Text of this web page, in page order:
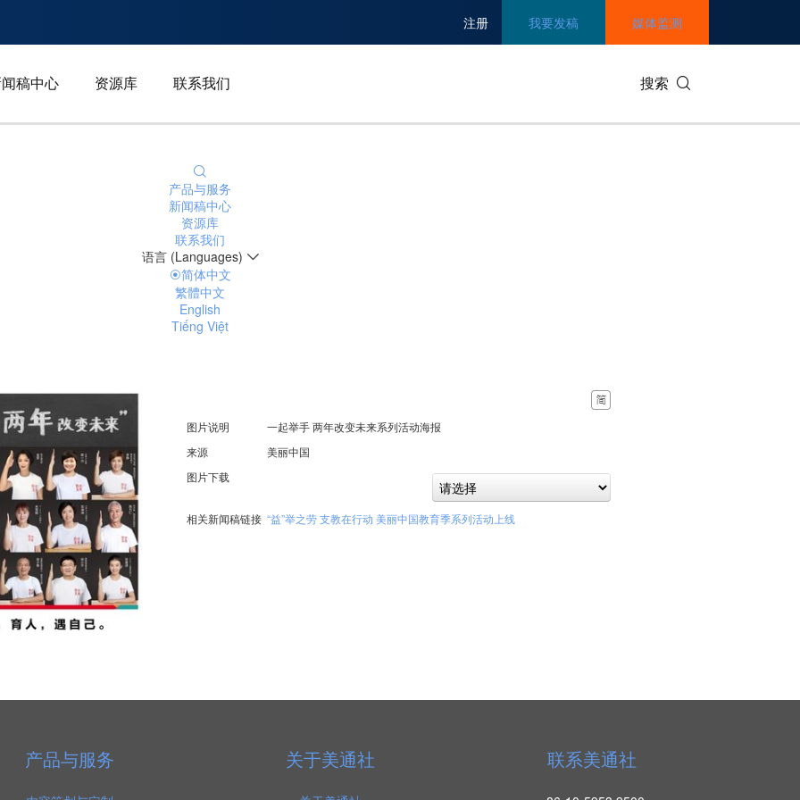
注册 我要发稿 媒体监测
稿中心 资源库 联系我们 搜索
产品与服务
新闻稿中心
资源库
联系我们
语言 (Languages)
简体中文
繁體中文
English
Tiếng Việt
图片说明
一起举手 两年改变未来系列活动海报
来源
美丽中国
图片下载
相关新闻稿链接 “益”举之劳 支教在行动 美丽中国教育季系列活动上线
产品与服务 关于美通社 联系美通社